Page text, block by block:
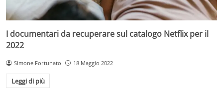
I documentari da recuperare sul catalogo Netflix per il
2022
Simone Fortunato 18 Maggio 2022
Leggi di più